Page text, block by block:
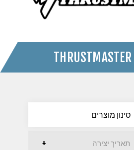
סינון מוצרים